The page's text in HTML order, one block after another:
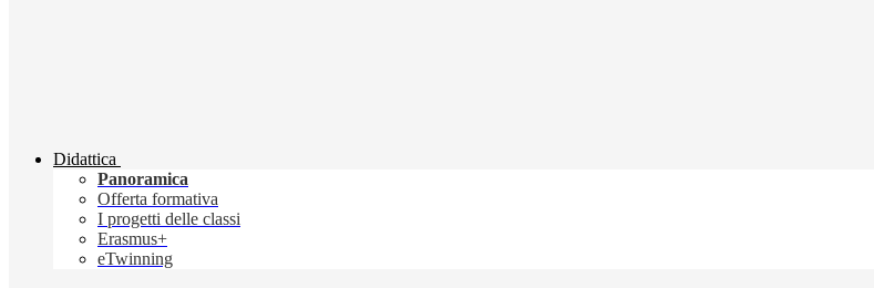
Didattica
Panoramica
Offerta formativa
I progetti delle classi
Erasmus+
eTwinning